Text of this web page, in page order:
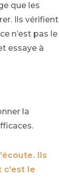
que les
Ils vérifient
n’est pas le
essaye à
la
Ils
le